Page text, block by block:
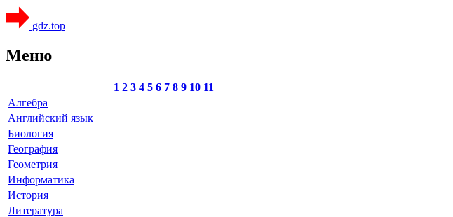
gdz.top
Меню
1 2 3 4 5 6 7 8 9 10 11
Алгебра
Английский язык
Биология
География
Геометрия
Информатика
История
Литература